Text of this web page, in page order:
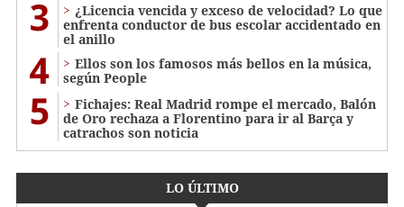
3
¿Licencia vencida y exceso de velocidad? Lo que
enfrenta conductor de bus escolar accidentado en
el anillo
4
Ellos son los famosos más bellos en la música,
según People
5
Fichajes: Real Madrid rompe el mercado, Balón
de Oro rechaza a Florentino para ir al Barça y
catrachos son noticia
LO ÚLTIMO